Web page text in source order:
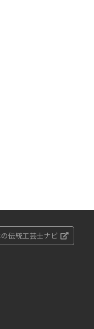
伝統工芸士ナビ